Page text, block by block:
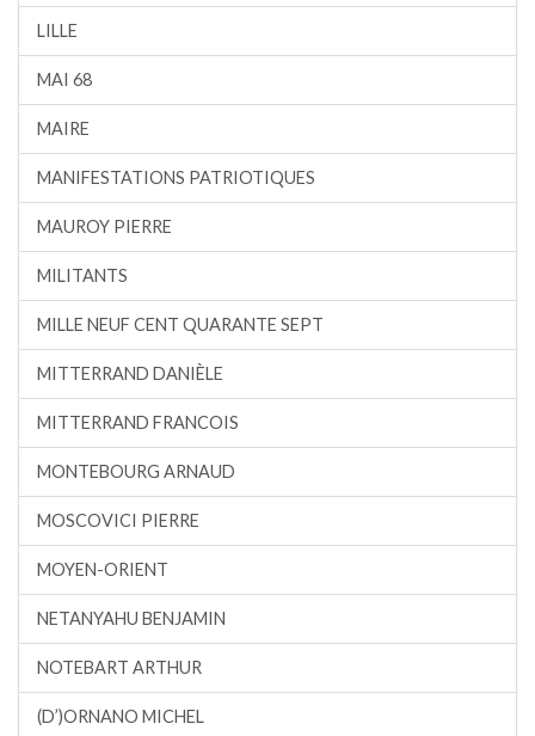
LILLE
MAI 68
MAIRE
MANIFESTATIONS PATRIOTIQUES
MAUROY PIERRE
MILITANTS
MILLE NEUF CENT QUARANTE SEPT
MITTERRAND DANIÈLE
MITTERRAND FRANCOIS
MONTEBOURG ARNAUD
MOSCOVICI PIERRE
MOYEN-ORIENT
NETANYAHU BENJAMIN
NOTEBART ARTHUR
(D’)ORNANO MICHEL